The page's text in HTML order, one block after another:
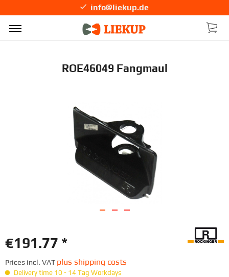
info@liekup.de
ROE46049 Fangmaul
€191.77 *
Prices incl. VAT plus shipping costs
Delivery time 10 - 14 Tag Workdays